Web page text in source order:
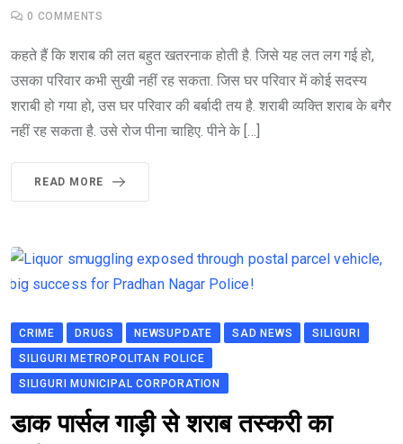
0 COMMENTS
कहते हैं कि शराब की लत बहुत खतरनाक होती है. जिसे यह लत लग गई हो,
उसका परिवार कभी सुखी नहीं रह सकता. जिस घर परिवार में कोई सदस्य
शराबी हो गया हो, उस घर परिवार की बर्बादी तय है. शराबी व्यक्ति शराब के बगैर
नहीं रह सकता है. उसे रोज पीना चाहिए. पीने के […]
READ MORE
CRIME DRUGS NEWSUPDATE SAD NEWS
SILIGURI
SILIGURI METROPOLITAN POLICE
SILIGURI MUNICIPAL CORPORATION
डाक पार्सल गाड़ी से शराब तस्करी का